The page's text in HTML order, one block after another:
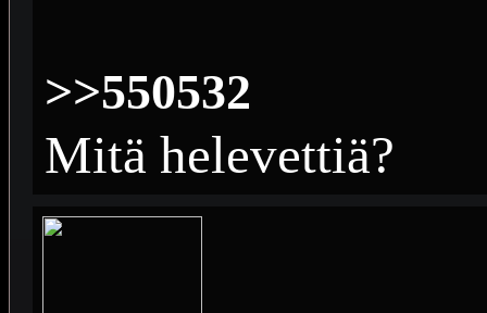
>>550532
Mitä helevettiä?